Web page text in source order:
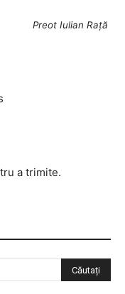
Preot Iulian Rață
a trimite.